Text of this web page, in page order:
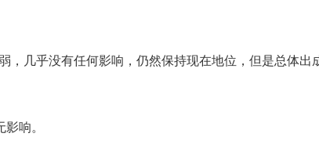
弱，几乎没有任何影响，仍然保持现在地位，但是总体出
影响。